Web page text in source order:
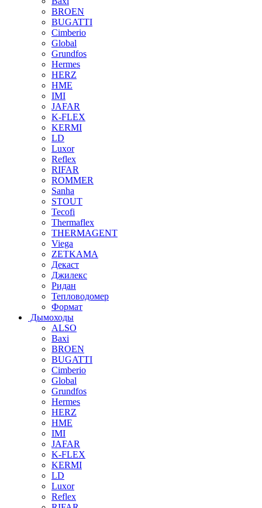
BROEN
BUGATTI
Cimberio
Global
Grundfos
Hermes
HERZ
HME
IMI
JAFAR
K-FLEX
KERMI
LD
Luxor
Reflex
RIFAR
ROMMER
Sanha
STOUT
Tecofi
Thermaflex
THERMAGENT
Viega
ZETKAMA
Декаст
Джилекс
Ридан
Тепловодомер
Формат
Дымоходы
ALSO
Baxi
BROEN
BUGATTI
Cimberio
Global
Grundfos
Hermes
HERZ
HME
IMI
JAFAR
K-FLEX
KERMI
LD
Luxor
Reflex